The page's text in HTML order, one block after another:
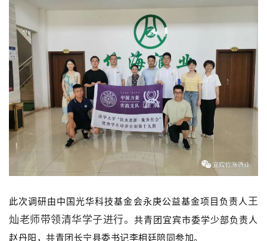
此次调研由中国光华科技基金会永庚公益基金项目负责人 王
灿老师带领清华学子进行。共青团宜宾市委学少部负责人
赵丹阳，共青团长宁县委书记李相廷陪同参加。